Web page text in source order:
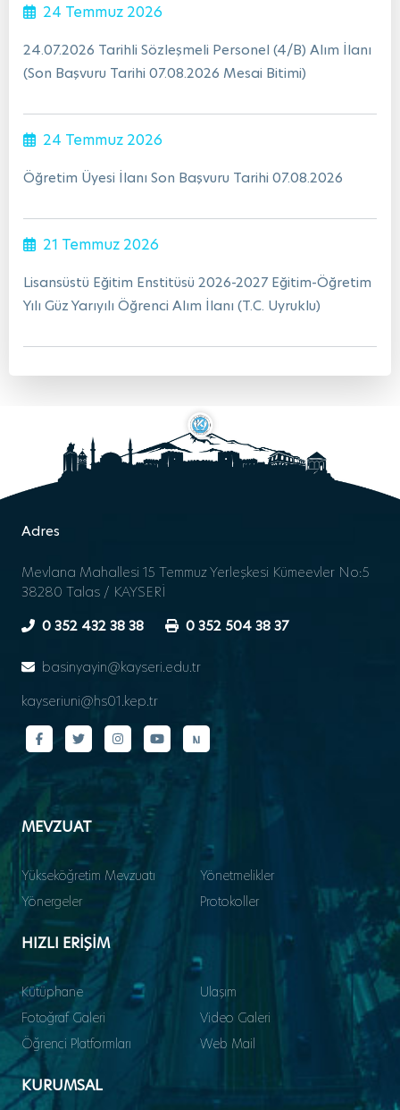
24 Temmuz 2026
24.07.2026 Tarihli Sözleşmeli Personel (4/B) Alım İlanı
(Son Başvuru Tarihi 07.08.2026 Mesai Bitimi)
24 Temmuz 2026
Öğretim Üyesi İlanı Son Başvuru Tarihi 07.08.2026
21 Temmuz 2026
Lisansüstü Eğitim Enstitüsü 2026-2027 Eğitim-Öğretim
Yılı Güz Yarıyılı Öğrenci Alım İlanı (T.C. Uyruklu)
Adres
Mevlana Mahallesi 15 Temmuz Yerleşkesi Kümeevler No:5
38280 Talas / KAYSERİ
0 352 432 38 38
0 352 504 38 37
basinyayin@kayseri.edu.tr
kayseriuni@hs01.kep.tr
MEVZUAT
Yükseköğretim Mevzuatı
Yönetmelikler
Yönergeler
Protokoller
HIZLI ERİŞİM
Kütüphane
Ulaşım
Fotoğraf Galeri
Video Galeri
Öğrenci Platformları
Web Mail
KURUMSAL